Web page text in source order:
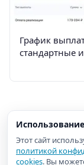
График
стандартные
Этот сайт
политикой
cookies. Вы